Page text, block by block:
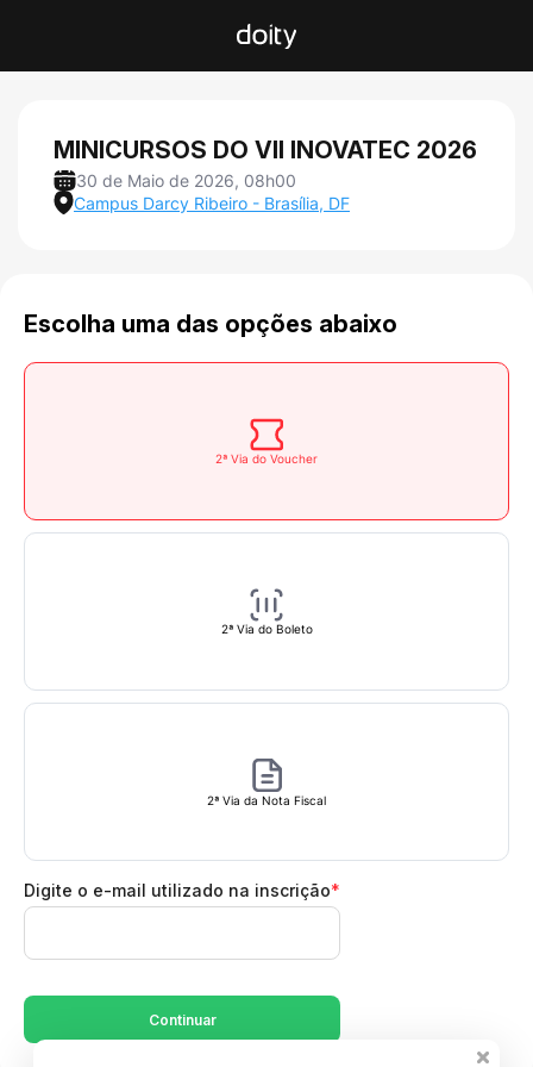
MINICURSOS DO VII INOVATEC 2026
30 de Maio de 2026, 08h00
Campus Darcy Ribeiro - Brasília, DF
Escolha uma das opções abaixo
2ª Via do Voucher
2ª Via do Boleto
2ª Via da Nota Fiscal
Digite o e-mail utilizado na inscrição*
Continuar